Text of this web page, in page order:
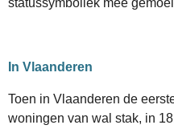
statussymboliek mee
In Vlaanderen
Toen in Vlaanderen de
woningen van wal stak, in